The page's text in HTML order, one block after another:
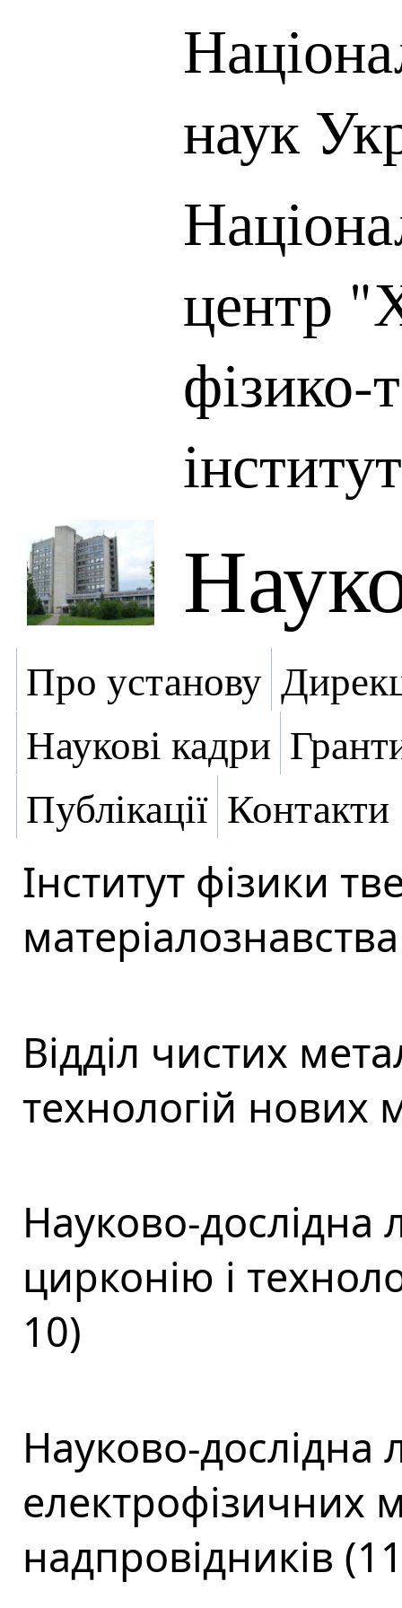
наук
центр
фізико-
Про установу
Наукові кадри
Публікації Контакти
Інститут фізики
Відділ чистих
технологій нових
Науково-дослідна
цирконію і
10)
Науково-дослідна
електрофізичних
надпровідників